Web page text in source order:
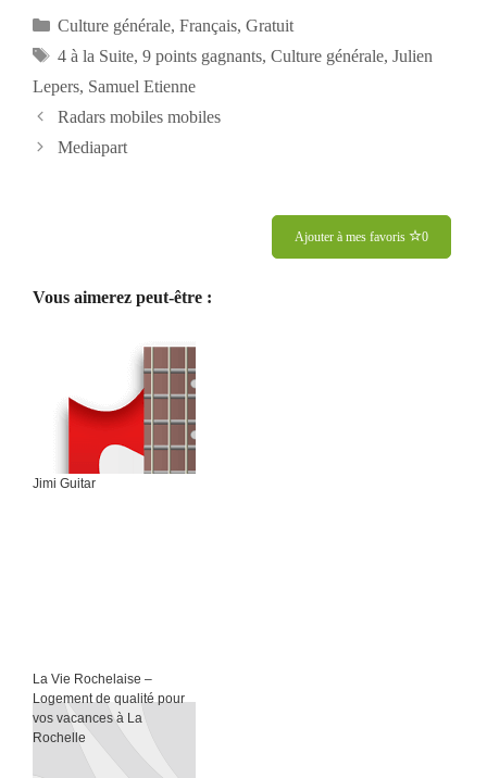
Catégories
Culture générale, Français, Gratuit
Étiquettes
4 à la Suite, 9 points gagnants, Culture générale, Julien
Lepers, Samuel Etienne
Navigation
des
Radars mobiles mobiles
Mediapart
Ajouter à mes favoris 0
Vous aimerez peut-être :
Jimi Guitar
La Vie Rochelaise –
Logement de qualité pour
vos vacances à La
Rochelle